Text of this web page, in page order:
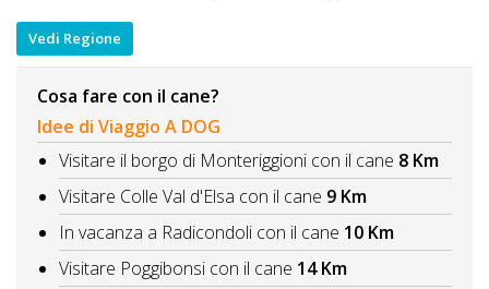
Vedi Regione
Cosa fare con il cane?
Idee di Viaggio A DOG
Visitare il borgo di Monteriggioni con il cane 8 Km
Visitare Colle Val d'Elsa con il cane 9 Km
In vacanza a Radicondoli con il cane 10 Km
Visitare Poggibonsi con il cane 14 Km